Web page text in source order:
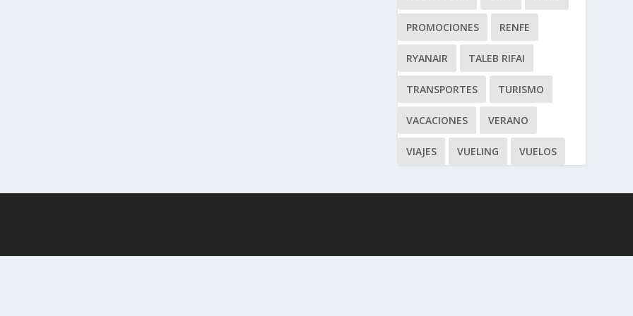
PROMOCIONES RENFE
RYANAIR TALEB RIFAI
TRANSPORTES TURISMO
VACACIONES VERANO
VIAJES VUELING VUELOS